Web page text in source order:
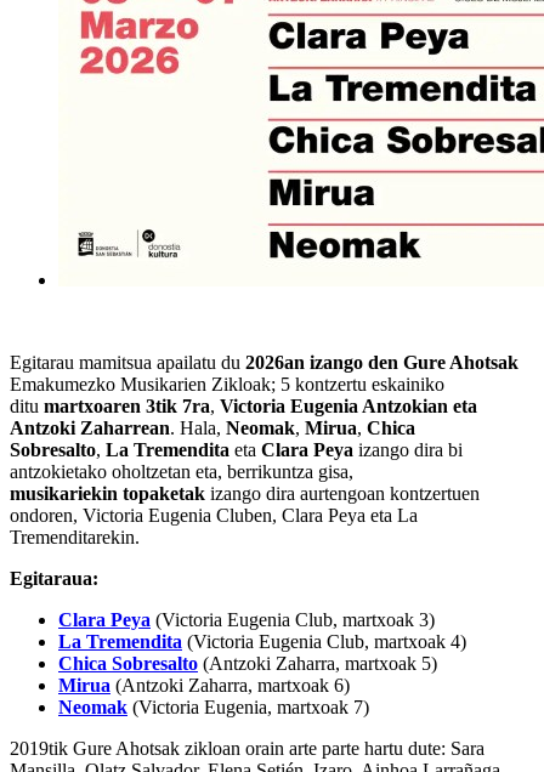
Egitarau mamitsua apailatu du 2026an izango den Gure Ahotsak
Emakumezko Musikarien Zikloak; 5 kontzertu eskainiko
ditu martxoaren 3tik 7ra, Victoria Eugenia Antzokian eta
Antzoki Zaharrean. Hala, Neomak, Mirua, Chica
Sobresalto, La Tremendita eta Clara Peya izango dira bi
antzokietako oholtzetan eta, berrikuntza gisa,
musikariekin topaketak izango dira aurtengoan kontzertuen
ondoren, Victoria Eugenia Cluben, Clara Peya eta La
Tremenditarekin.
Egitaraua:
Clara Peya (Victoria Eugenia Club, martxoak 3)
La Tremendita (Victoria Eugenia Club, martxoak 4)
Chica Sobresalto (Antzoki Zaharra, martxoak 5)
Mirua (Antzoki Zaharra, martxoak 6)
Neomak (Victoria Eugenia, martxoak 7)
2019tik Gure Ahotsak zikloan orain arte parte hartu dute: Sara